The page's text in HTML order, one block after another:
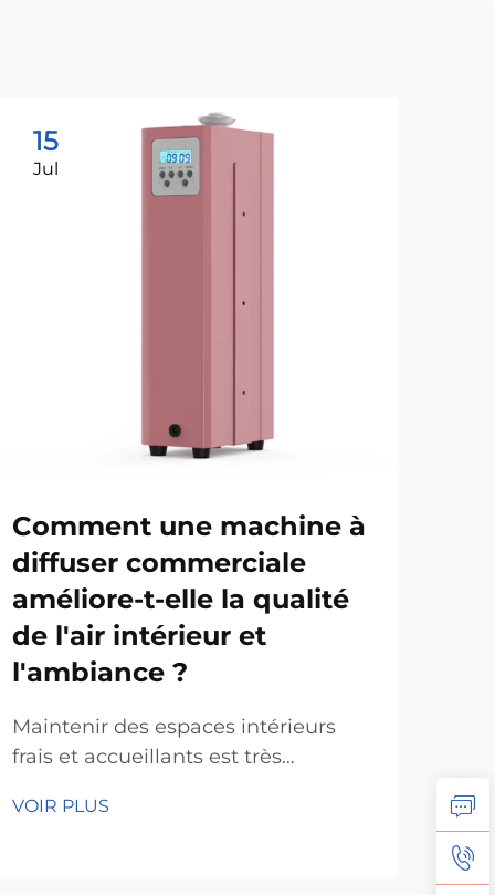
15
Jul
Comment une machine à
diffuser commerciale
améliore-t-elle la qualité
de l'air intérieur et
l'ambiance ?
Maintenir des espaces intérieurs
frais et accueillants est très
entreprises aujourd'hui. Les
VOIR PLUS